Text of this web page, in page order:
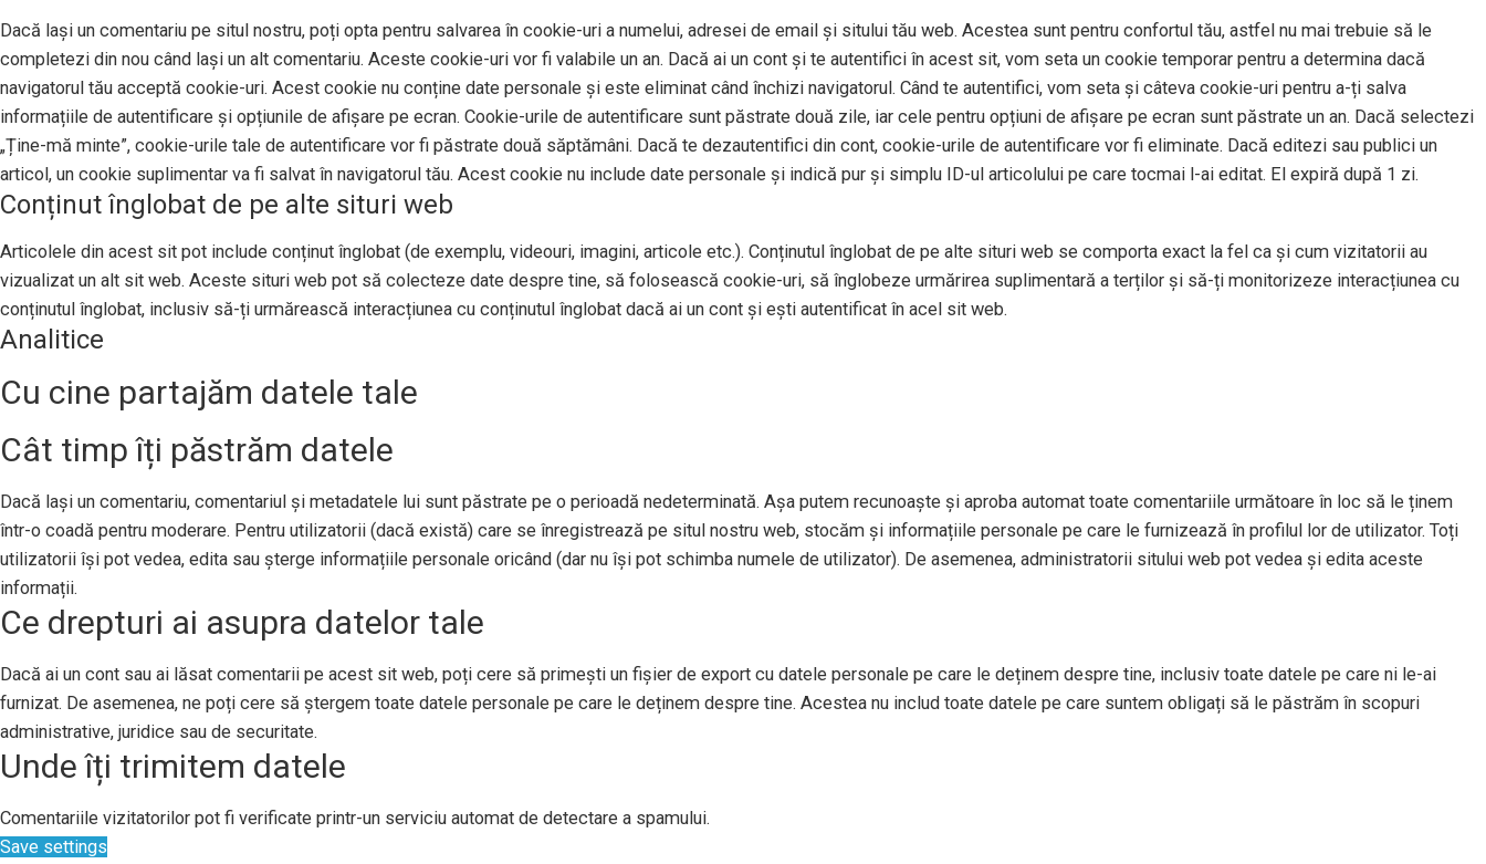
Dacă lași un comentariu pe situl nostru, poți opta pentru salvarea în cookie-uri a numelui, adresei de email și sitului tău web. Acestea sunt pentru confortul tău, astfel nu mai trebuie să le
completezi din nou când lași un alt comentariu. Aceste cookie-uri vor fi valabile un an. Dacă ai un cont și te autentifici în acest sit, vom seta un cookie temporar pentru a determina dacă
navigatorul tău acceptă cookie-uri. Acest cookie nu conține date personale și este eliminat când închizi navigatorul. Când te autentifici, vom seta și câteva cookie-uri pentru a-ți salva
informațiile de autentificare și opțiunile de afișare pe ecran. Cookie-urile de autentificare sunt păstrate două zile, iar cele pentru opțiuni de afișare pe ecran sunt păstrate un an. Dacă selectezi
„Ține-mă minte”, cookie-urile tale de autentificare vor fi păstrate două săptămâni. Dacă te dezautentifici din cont, cookie-urile de autentificare vor fi eliminate. Dacă editezi sau publici un
articol, un cookie suplimentar va fi salvat în navigatorul tău. Acest cookie nu include date personale și indică pur și simplu ID-ul articolului pe care tocmai l-ai editat. El expiră după 1 zi.
Conținut înglobat de pe alte situri web
Articolele din acest sit pot include conținut înglobat (de exemplu, videouri, imagini, articole etc.). Conținutul înglobat de pe alte situri web se comporta exact la fel ca și cum vizitatorii au
vizualizat un alt sit web. Aceste situri web pot să colecteze date despre tine, să folosească cookie-uri, să înglobeze urmărirea suplimentară a terților și să-ți monitorizeze interacțiunea cu
conținutul înglobat, inclusiv să-ți urmărească interacțiunea cu conținutul înglobat dacă ai un cont și ești autentificat în acel sit web.
Analitice
Cu cine partajăm datele tale
Cât timp îți păstrăm datele
Dacă lași un comentariu, comentariul și metadatele lui sunt păstrate pe o perioadă nedeterminată. Așa putem recunoaște și aproba automat toate comentariile următoare în loc să le ținem
într-o coadă pentru moderare. Pentru utilizatorii (dacă există) care se înregistrează pe situl nostru web, stocăm și informațiile personale pe care le furnizează în profilul lor de utilizator. Toți
utilizatorii își pot vedea, edita sau șterge informațiile personale oricând (dar nu își pot schimba numele de utilizator). De asemenea, administratorii sitului web pot vedea și edita aceste
informații.
Ce drepturi ai asupra datelor tale
Dacă ai un cont sau ai lăsat comentarii pe acest sit web, poți cere să primești un fișier de export cu datele personale pe care le deținem despre tine, inclusiv toate datele pe care ni le-ai
furnizat. De asemenea, ne poți cere să ștergem toate datele personale pe care le deținem despre tine. Acestea nu includ toate datele pe care suntem obligați să le păstrăm în scopuri
administrative, juridice sau de securitate.
Unde îți trimitem datele
Comentariile vizitatorilor pot fi verificate printr-un serviciu automat de detectare a spamului.
Save settings